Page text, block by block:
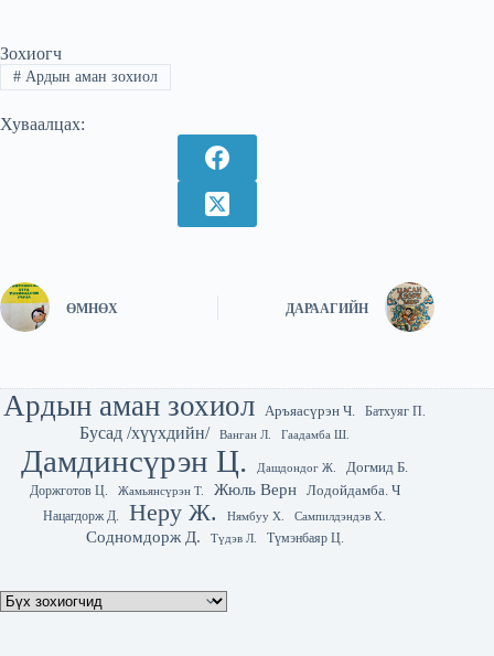
Зохиогч
#Ардын аман зохиол
Хуваалцах:
ӨМНӨХ ДАРААГИЙН
Ардын аман зохиол Аръяасүрэн Ч. Батхуяг П.
Бусад /хүүхдийн/ Ванган Л. Гаадамба Ш.
Дамдинсүрэн Ц. Дашдондог Ж.
Догмид Б.
Доржготов Ц.
Жамьянсүрэн Т. Жюль Верн Лодойдамба. Ч
Нацагдорж Д. Неру Ж. Нямбуу Х. Сампилдэндэв Х.
Содномдорж Д. Түдэв Л. Түмэнбаяр Ц.